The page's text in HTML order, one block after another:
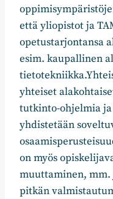
että yliopistot ja
opetustarjontansa
esim. kaupallinen
yhteiset
tutkinto-ohjelmia
yhdistetään
on myös
muuttaminen,
pitkän